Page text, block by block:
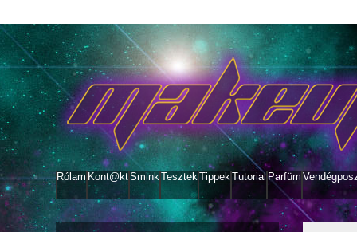
Rólam Kont@ktSminkTesztekTippekTutorialParfüm